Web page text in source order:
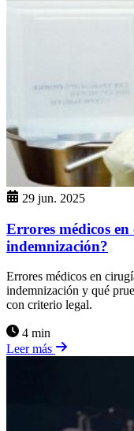
29 jun. 2025
Errores médicos
indemnización?
Errores médicos en
indemnización y qué
con criterio legal.
4 min
Leer más